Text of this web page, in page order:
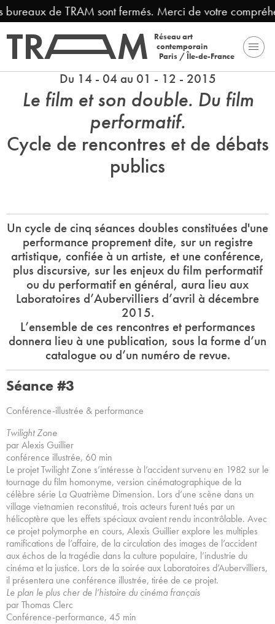
de TRAM sont fermés. Merci de votre
Réseau art
contemporain
Paris / Île-de-France
Du 14 - 04 au 01 - 12 - 2015
Le film et son double. Du film
performatif.
Cycle de rencontres et de débats
publics
Un cycle de cinq séances doubles constituées d'une
performance proprement dite, sur un registre
artistique, confiée à un artiste, et une conférence,
plus discursive, sur les enjeux du film performatif
ou du performatif en général, aura lieu aux
Laboratoires d’Aubervilliers d’avril à décembre
2015.
L’ensemble de ces rencontres et performances
donnera lieu à une publication, sous la forme d’un
catalogue ou d’un numéro de revue.
Séance #3
Conférence-illustrée & performance
Twilight Zone
par Alexis Guillier
conférence illustrée, 60 min
Le projet Twilight Zone s’intéresse à l’accident survenu en 1982 sur le
tournage du film homonyme, version cinématographique de la
célèbre série La Quatrième Dimension. Lors d’une scène dans un
village vietnamien reconstitué, trois acteurs furent tués par un
hélicoptère que les effets spéciaux avaient rendu incontrôlable. Avec
ce projet polymorphe en cours, Alexis Guillier explore les multiples
ramifications de l’affaire, de la circulation des images de l’accident
aux échos de la tragédie dans la culture populaire, l’industrie du
cinéma et la justice. Lors de la soirée aux Laboratoires d’Aubervilliers,
il présentera une conférence illustrée, tirée de ce projet.
Le plan le plus cher de l’histoire du cinéma français
par Thomas Clerc
Conférence-performance, 45 min